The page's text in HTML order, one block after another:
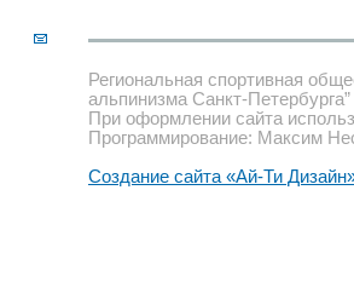
Региональная спортивная
альпинизма Санкт-Петербурга”
При оформлении сайта
Программирование: Максим
Создание сайта «Ай-Ти